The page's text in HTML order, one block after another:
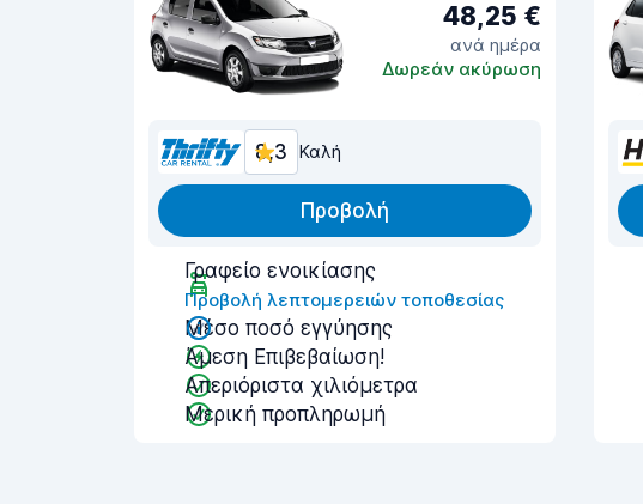
48,25 €
ανά ημέρα
Δωρεάν ακύρωση
8,3 Καλή
Προβολή
Γραφείο ενοικίασης
Προβολή λεπτομερειών τοποθεσίας
Μέσο ποσό εγγύησης
Άμεση Επιβεβαίωση!
Απεριόριστα χιλιόμετρα
Μερική προπληρωμή